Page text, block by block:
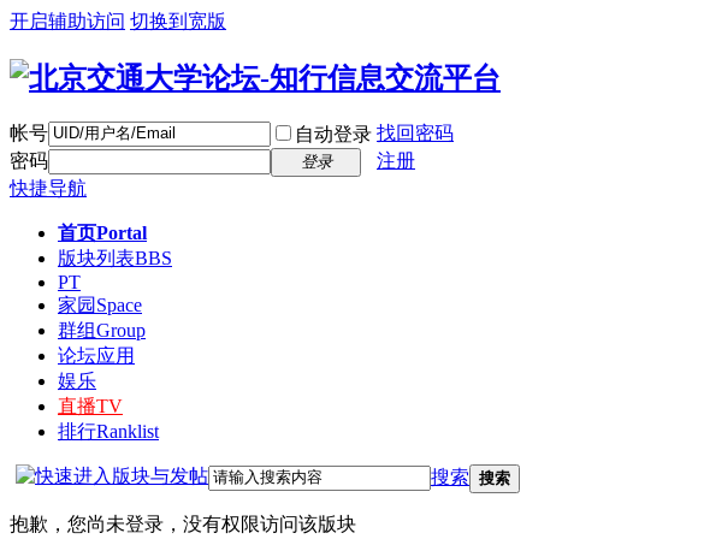
开启辅助访问 切换到宽版
帐号 自动登录 找回密码
密码
登录
注册
快捷导航
首页Portal
版块列表BBS
PT
家园 Space
群组Group
论坛应用
娱乐
直播TV
排行Ranklist
搜索 搜索
抱歉，您尚未登录，没有权限访问该版块